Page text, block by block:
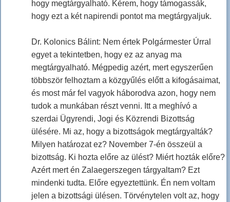
hogy megtárgyalható. Kérem, hogy támogassák,
hogy ezt a két napirendi pontot ma megtárgyaljuk.
Dr. Kolonics Bálint: Nem értek Polgármester Úrral
egyet a tekintetben, hogy ez az anyag ma
megtárgyalható. Mégpedig azért, mert egyszerűen
többször felhoztam a közgyűlés előtt a kifogásaimat,
és most már fel vagyok háborodva azon, hogy nem
tudok a munkában részt venni. Itt a meghívó a
szerdai Ügyrendi, Jogi és Közrendi Bizottság
ülésére. Mi az, hogy a bizottságok megtárgyalták?
Milyen határozat ez? November 7-én összeül a
bizottság. Ki hozta előre az ülést? Miért hozták előre?
Azért mert én Zalaegerszegen tárgyaltam? Ezt
mindenki tudta. Előre egyeztettünk. Én nem voltam
jelen a bizottsági ülésen. Törvénytelen volt az, hogy